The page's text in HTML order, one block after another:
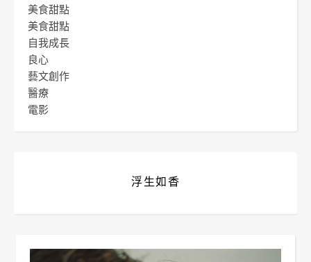
美食甜點
美食甜點
自我成長
良心
藝文創作
醫療
電影
浮生如香